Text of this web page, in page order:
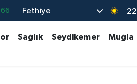
Fethiye 22
Sağlık Seydikemer
Muğla